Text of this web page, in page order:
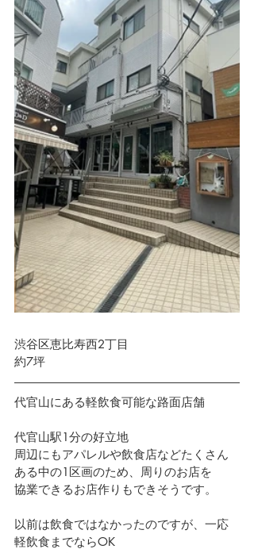
渋谷区恵比寿西2丁目
約7坪
代官山にある軽飲食可能な路面店舗
代官山駅1分の好立地
周辺にもアパレルや飲食店などたくさん
ある中の1区画のため、周りのお店を
協業できるお店作りもできそうです。
以前は飲食ではなかったのですが、一応
軽飲食までならOK